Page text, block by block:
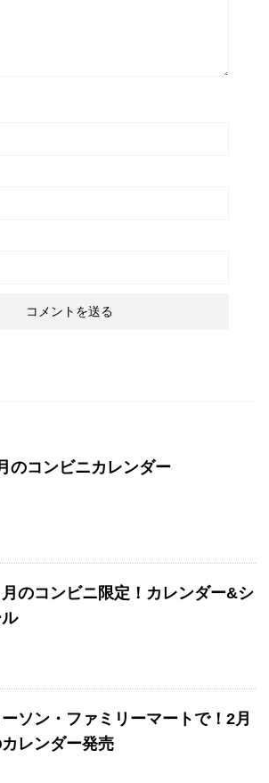
のコンビニカレンダー
月のコンビニ限定！カレンダー&シ
ーソン・ファミリーマートで！2月
レンダー発売